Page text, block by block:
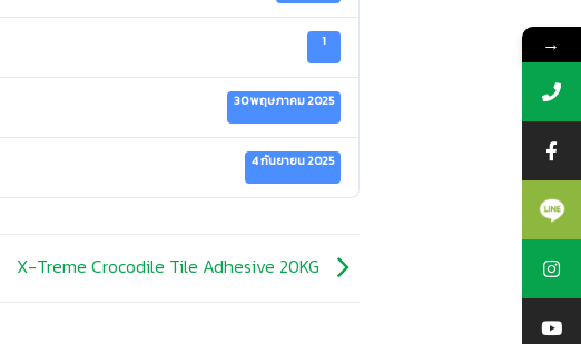
1
30 พฤษภาคม 2025
4 กันยายน 2025
X-Treme Crocodile Tile Adhesive 20KG
→